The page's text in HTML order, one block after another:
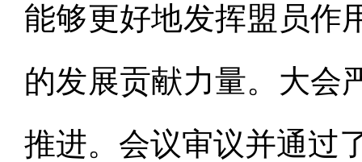
能够更好地发挥盟员作
的发展贡献力量。大会
推进。会议审议并通过